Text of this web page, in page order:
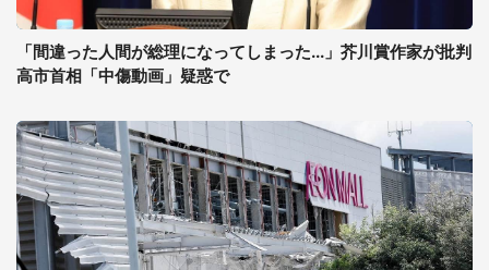
「間違った人間が総理になってしまった...」芥川賞作家が批判
高市首相「中傷動画」疑惑で